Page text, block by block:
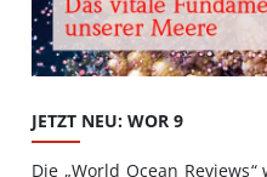
JETZT NEU: WOR 9
Die „World Ocean